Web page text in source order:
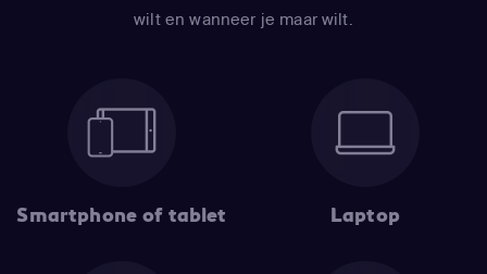
wilt en wanneer je maar wilt.
Smartphone of tablet Laptop